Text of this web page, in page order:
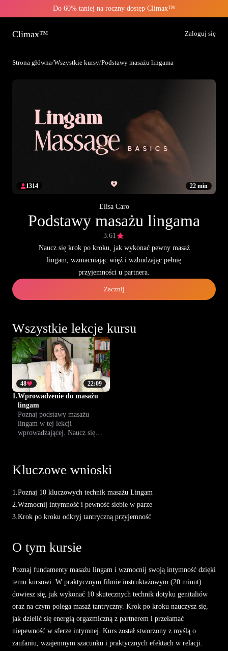
Do 60% taniej na roczny dostęp Climax™
Climax™ Zaloguj się
Strona główna/Wszystkie kursy/Podstawy masażu lingama
22 min
1314
Elisa Caro
Podstawy masażu lingama
3.61
Naucz się krok po kroku, jak wykonać pewny masaż
lingam, wzmacniając więź i wzbudzając pełnię
przyjemności u partnera.
Zacznij
Wszystkie lekcje kursu
22:09
48
1.Wprowadzenie do masażu
lingam
Poznaj podstawy masażu
lingam w tej lekcji
wprowadzającej. Naucz się
dla par szukających głębszej
Kluczowe wnioski
1.Poznaj 10 kluczowych technik masażu Lingam
2.Wzmocnij intymność i pewność siebie w parze
3.Krok po kroku odkryj tantryczną przyjemność
O tym kursie
Poznaj fundamenty masażu lingam i wzmocnij swoją intymność dzięki
temu kursowi. W praktycznym filmie instruktażowym (20 minut)
dowiesz się, jak wykonać 10 skutecznych technik dotyku genitaliów
oraz na czym polega masaż tantryczny. Krok po kroku nauczysz się,
jak dzielić się energią orgazmiczną z partnerem i przełamać
niepewność w sferze intymnej. Kurs został stworzony z myślą o
zaufaniu, wzajemnym szacunku i praktycznych efektach w relacji.